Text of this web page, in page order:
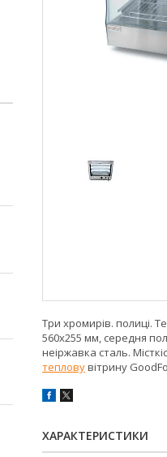
Три хромирів. полиці.
560х255 мм, середня
неіржавка сталь.
тепловувітрину
ХАРАКТЕРИСТИКИ